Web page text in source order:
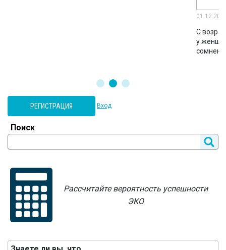
С
у
РЕГИСТРАЦИЯ Вход
Поиск
Рассчитайте вероятность успешности
ЭКО